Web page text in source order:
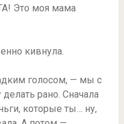
Это моя мама
кивнула.
голосом, — мы с
рано. Сначала
которые ты… ну,